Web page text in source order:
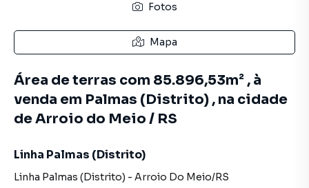
Fotos
Mapa
Área de terras com 85.896,53m² , à
venda em Palmas (Distrito) , na cidade
de Arroio do Meio / RS
Linha Palmas (Distrito)
Linha Palmas (Distrito) - Arroio Do Meio/RS